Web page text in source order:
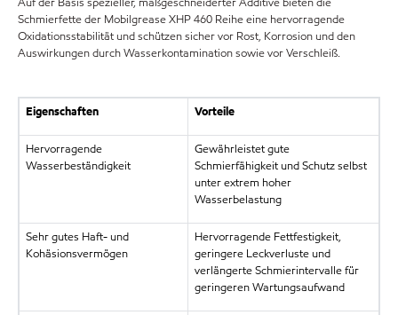
Schmierfette der Mobilgrease XHP 460 Reihe eine hervorragende
Oxidationsstabilität und schützen sicher vor Rost, Korrosion und den
Auswirkungen durch Wasserkontamination sowie vor Verschleiß.
Eigenschaften Vorteile
Hervorragende
Wasserbeständigkeit
Gewährleistet gute
Schmierfähigkeit und Schutz selbst
unter extrem hoher
Wasserbelastung
Sehr gutes Haft- und
Kohäsionsvermögen
Hervorragende Fettfestigkeit,
geringere Leckverluste und
verlängerte Schmierintervalle für
geringeren Wartungsaufwand